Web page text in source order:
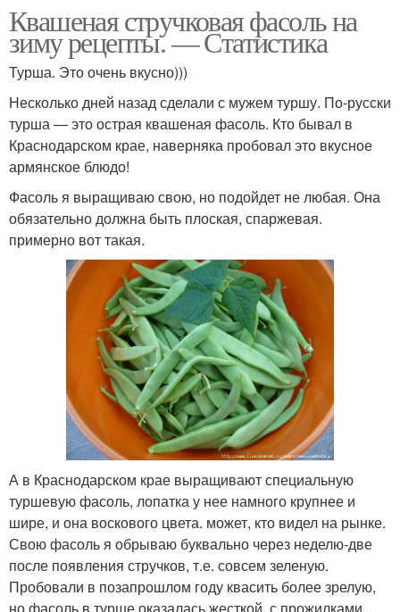
Квашеная стручковая фасоль на
зиму рецепты. — Статистика
Турша. Это очень вкусно)))
Несколько дней назад сделали с мужем туршу. По-русски
турша — это острая квашеная фасоль. Кто бывал в
Краснодарском крае, наверняка пробовал это вкусное
армянское блюдо!
Фасоль я выращиваю свою, но подойдет не любая. Она
обязательно должна быть плоская, спаржевая.
примерно вот такая.
А в Краснодарском крае выращивают специальную
туршевую фасоль, лопатка у нее намного крупнее и
шире, и она воскового цвета. может, кто видел на рынке.
Свою фасоль я обрываю буквально через неделю-две
после появления стручков, т.е. совсем зеленую.
Пробовали в позапрошлом году квасить более зрелую,